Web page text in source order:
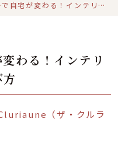
バーカウンターで自宅が変わる！インテリア映えする活用術と選び方
わる！インテリ
（ザ・クルラ